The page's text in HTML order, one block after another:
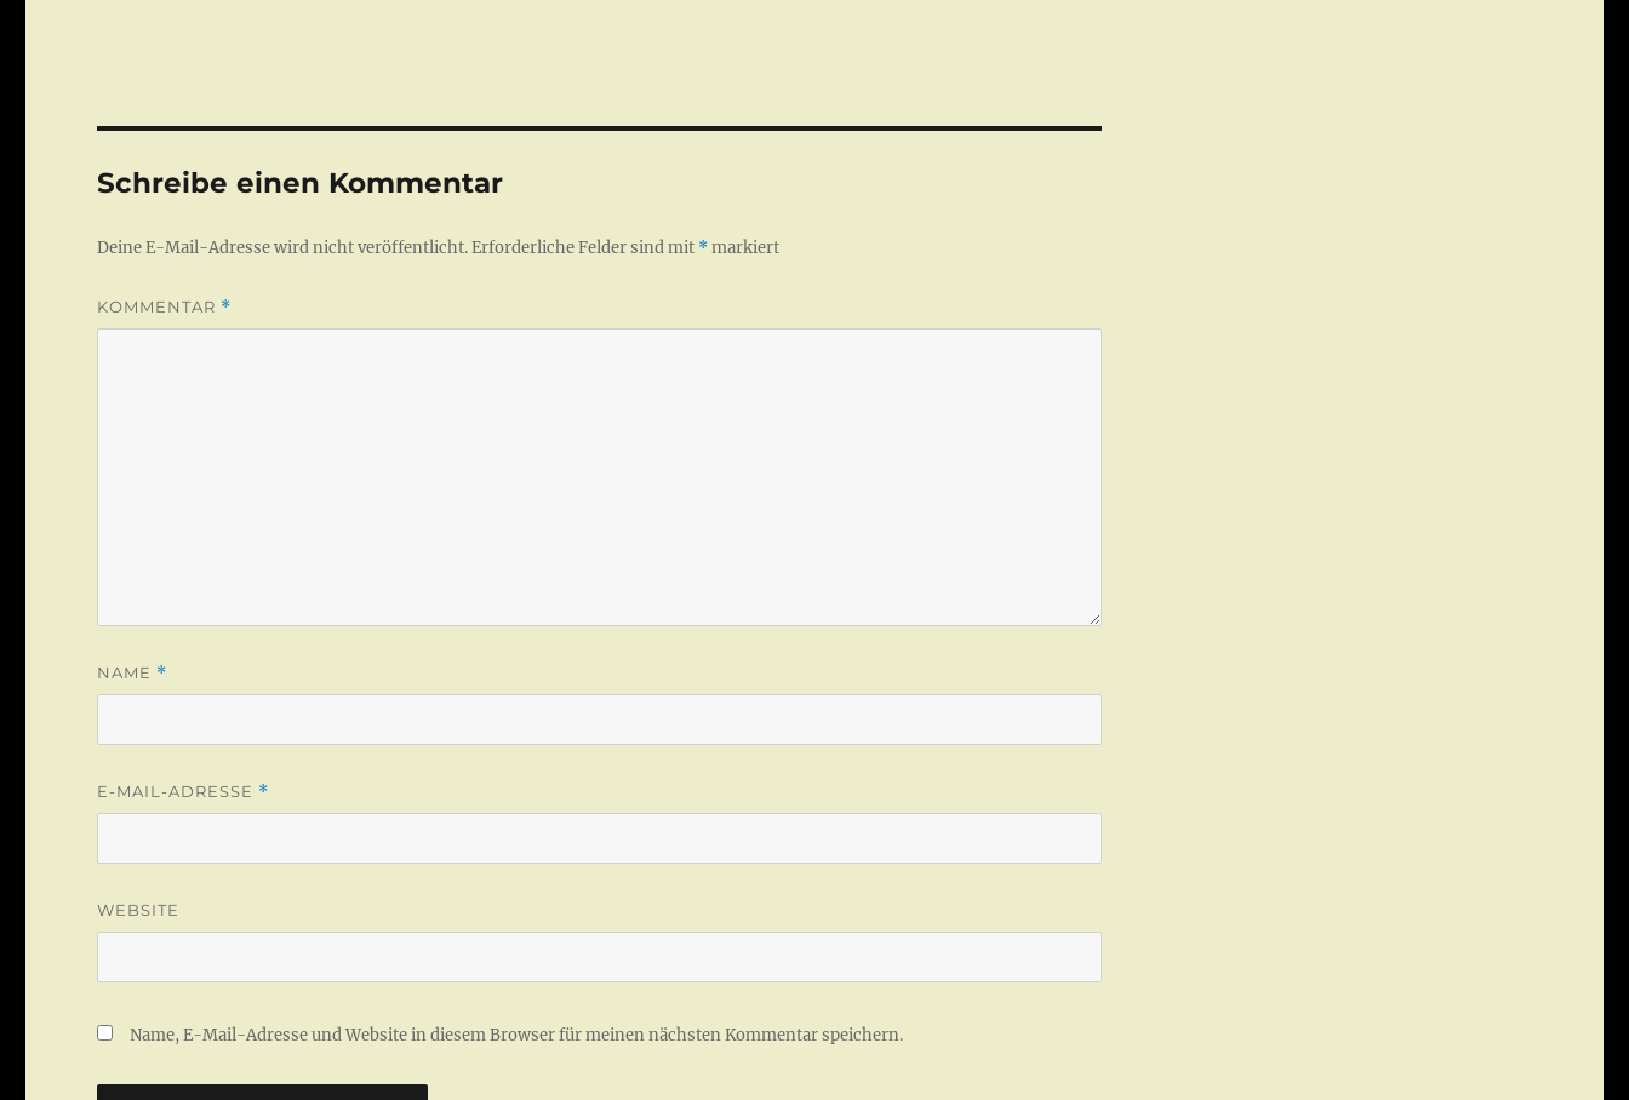
Schreibe einen Kommentar
Deine E-Mail-Adresse wird nicht veröffentlicht.Erforderliche Felder sind mit *markiert
KOMMENTAR *
NAME *
E-MAIL-ADRESSE *
WEBSITE
Name, E-Mail-Adresse und Website in diesem Browser für meinen nächsten Kommentar speichern.